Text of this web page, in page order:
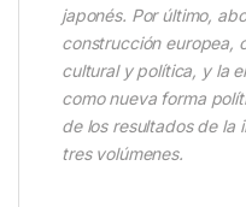
japonés. Por último,
construcción europea,
cultural y política, y la
como nueva forma
de los resultados de la
tres volúmenes.